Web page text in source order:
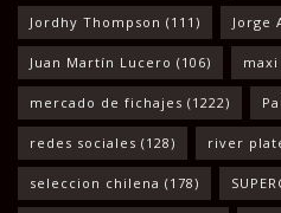
Jordhy Thompson (111) Jorge
Juan Martín Lucero (106)
mercado de fichajes (1222)
redes sociales (128) river
seleccion chilena (178)